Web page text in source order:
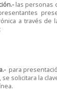
las personas
a través de
para
solicitara la